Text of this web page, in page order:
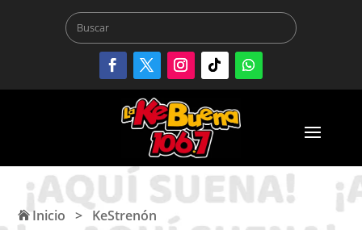
Inicio >KeStrenón